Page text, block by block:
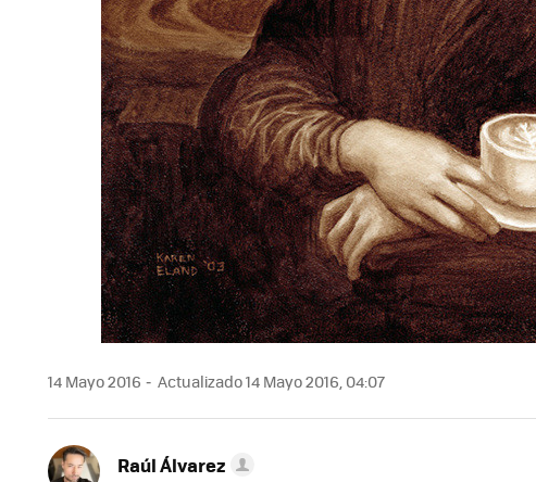
14 Mayo 2016 Actualizado 14 Mayo 2016, 04:07
Raúl Álvarez